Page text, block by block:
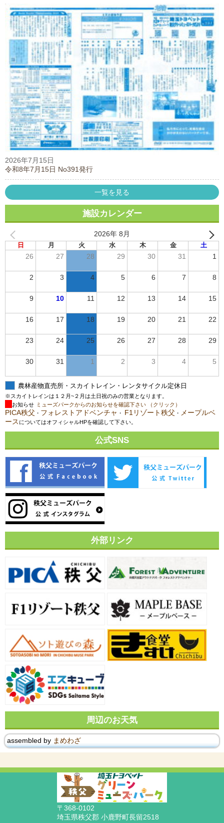
2026年7月15日
令和8年7月15日 No391発行
一覧を見る
施設カレンダー
2026年 8月
日 月 火 水 木 金 土
26 27 28 29 30 31 1
2 3 4 5 6 7 8
9 10 11 12 13 14 15
16 17 18 19 20 21 22
23 24 25 26 27 28 29
30 31 1 2 3 4 5
農林産物直売所・スカイトレイン・レンタサイクル定休日
※スカイトレインは１２月~２月は土日祝のみの営業となります。
お知らせ ミューズパークからのお知らせを確認下さい （クリック）
PICA秩父 ・ フォレストアドベンチャ ・ F1リゾート秩父 ・ メープルベ
ース についてはオフィシャルHPを確認して下さい。
公式SNS
外部リンク
周辺のお天気
assembled by まめわざ
〒368-0102
埼玉県秩父郡 小鹿野町長留2518